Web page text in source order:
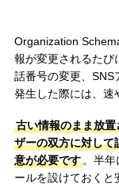
Organization
報が変更されるたび
話番号の変更、SNS
発生した際には、速
古い情報のまま放
ザーの双方に対して
意が必要です。半年
ールを設けておくと